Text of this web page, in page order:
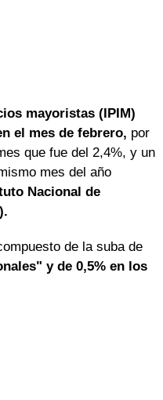
mayoristas (IPIM)
el mes de febrero, por
que fue del 2,4%, y un
mes del año
Nacional de
de la suba de
y de 0,5% en los